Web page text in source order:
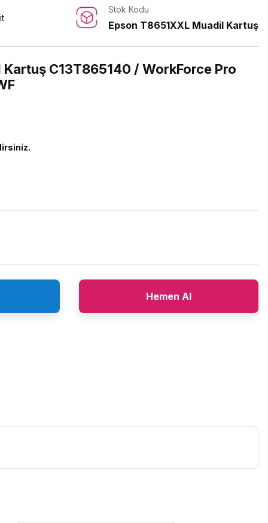
Stok Kodu
Epson T8651XXL Muadil Kartuş
C13T865140 / WorkForce Pro
Hemen Al